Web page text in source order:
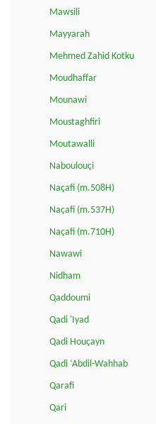
Mawsili
Mayyarah
Mehmed Zahid Kotku
Moudhaffar
Mounawi
Moustaghfiri
Moutawalli
Naboulouçi
Naçafi (m.508H)
Naçafi (m.537H)
Naçafi (m.710H)
Nawawi
Nidham
Qaddoumi
Qadi 'Iyad
Qadi Houçayn
Qadi ‘Abdil-Wahhab
Qarafi
Qari